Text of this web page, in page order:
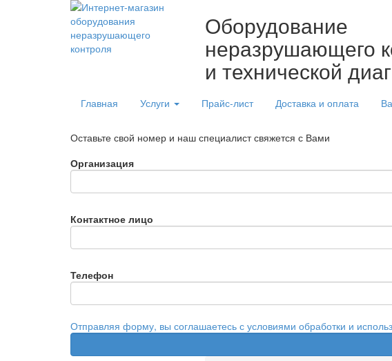
Оборудование
неразрушающего
и технической
Главная Услуги Прайс-лист Доставка и оплата
Оставьте свой номер и наш специалист свяжется с Вами
Организация
Контактное лицо
Телефон
Отправляя форму, вы соглашаетесь с условиями обработки и